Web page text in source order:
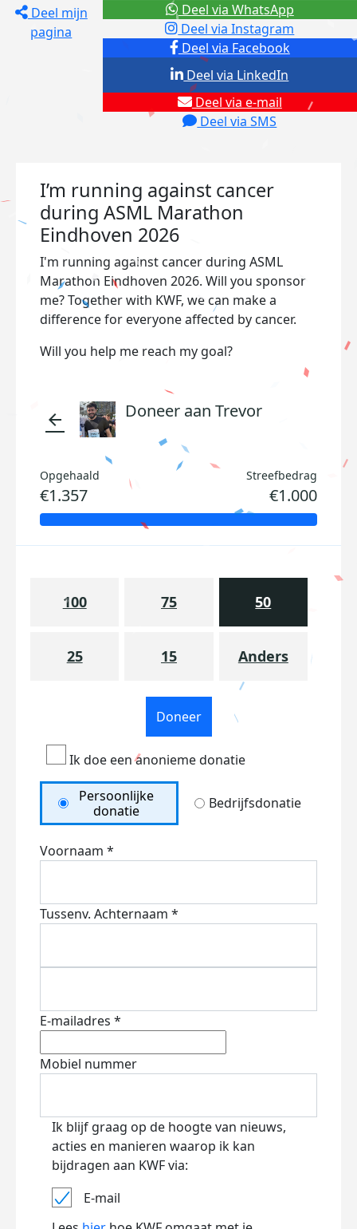
Deel mijn
pagina
Deel via Facebook
Deel via Instagram
Deel via e-mail
Deel via SMS
Deel via LinkedIn
Deel via WhatsApp
I’m running against cancer
during ASML Marathon
Eindhoven 2026
I'm running against cancer during ASML
Marathon Eindhoven 2026. Will you sponsor
me? Together with KWF, we can make a
difference for everyone affected by cancer.
Will you help me reach my goal?
arrow_back Doneer aan Trevor
Opgehaald
€1.357
Streefbedrag
€1.000
100 75 50
25 15 Anders
Doneer
Ik doe een anonieme donatie
Persoonlijke
donatie
Bedrijfsdonatie
Voornaam *
Tussenv. Achternaam *
E-mailadres *
Mobiel nummer
Ik blijf graag op de hoogte van nieuws,
acties en manieren waarop ik kan
bijdragen aan KWF via:
E-mail